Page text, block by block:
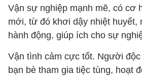
Vận sự nghiệp mạnh mẽ, có cơ
mới, từ đó khơi dậy nhiệt huyết,
hành động, giúp ích cho sự
Vận tình cảm cực tốt. Người
bạn bè tham gia tiệc tùng, hoạt